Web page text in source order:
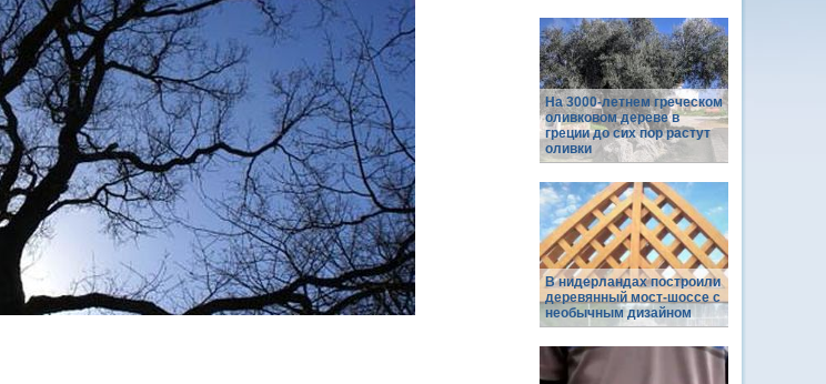
На 3000-летнем греческом
оливковом дереве в
греции до сих пор растут
оливки
В нидерландах построили
деревянный мост-шоссе с
необычным дизайном